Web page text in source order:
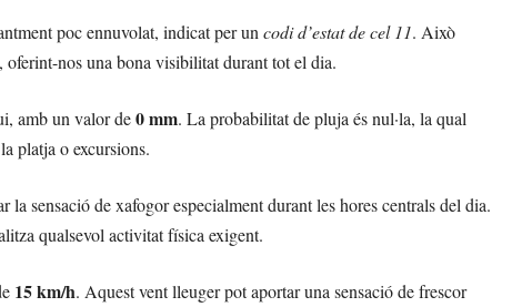
poc ennuvolat, indicat per un codi d’estat de cel 11. Això
oferint-nos una bona visibilitat durant tot el dia.
amb un valor de0 mm. La probabilitat de pluja és nul·la, la qual
platja o excursions.
la sensació de xafogor especialment durant les hores centrals del dia.
qualsevol activitat física exigent.
15 km/h. Aquest vent lleuger pot aportar una sensació de frescor